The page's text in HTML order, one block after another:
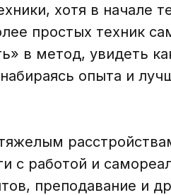
хотя в
простых техник
в метод, увидеть
опыта и
с работой и
преподавание и